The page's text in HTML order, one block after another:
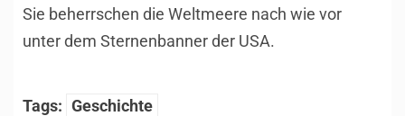
Sie beherrschen die Weltmeere nach wie vor
unter dem Sternenbanner der USA.
Tags: Geschichte